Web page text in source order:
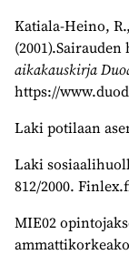
Katiala-Heino,
aikakauskirja
https://
Laki potilaan
Laki
812/2000.
MIE02